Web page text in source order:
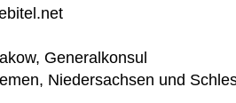
Generalkonsul
Niedersachsen und